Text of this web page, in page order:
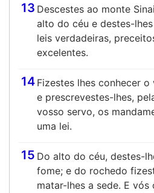
13 Descestes ao monte
alto do céu e destes-
leis verdadeiras,
excelentes.
14 Fizestes lhes conhecer
e prescrevestes-lhes,
vosso servo, os
uma lei.
15 Do alto do céu, destes-
fome; e do rochedo
matar-lhes a sede. E